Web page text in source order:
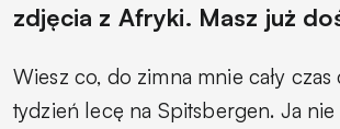
zdjęcia z Afryki. Masz już
Wiesz co, do zimna mnie cały czas
tydzień lecę na Spitsbergen. Ja